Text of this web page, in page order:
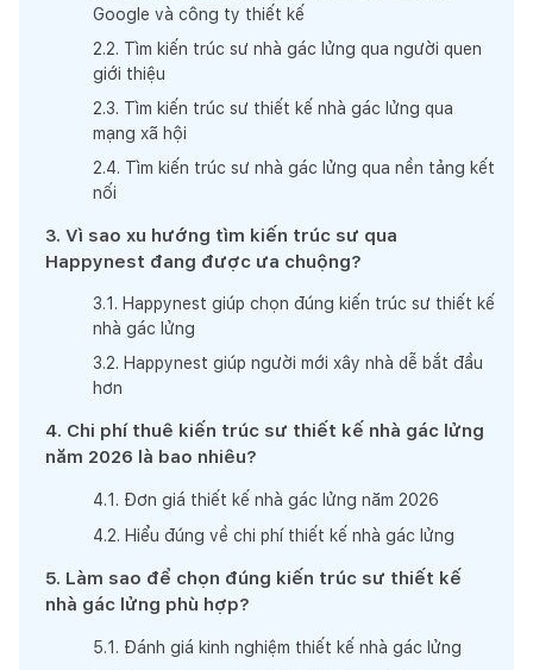
Google và công ty thiết kế
2.2. Tìm kiến trúc sư nhà gác lửng qua người quen
giới thiệu
2.3. Tìm kiến trúc sư thiết kế nhà gác lửng qua
mạng xã hội
2.4. Tìm kiến trúc sư nhà gác lửng qua nền tảng kết
nối
3. Vì sao xu hướng tìm kiến trúc sư qua
Happynest đang được ưa chuộng?
3.1 . Happynest giúp chọn đúng kiến trúc sư thiết kế
nhà gác lửng
3.2. Happynest giúp người mới xây nhà dễ bắt đầu
hơn
4. Chi phí thuê kiến trúc sư thiết kế nhà gác lửng
năm 2026 là bao nhiêu?
4.1 . Đơn giá thiết kế nhà gác lửng năm 2026
4.2. Hiểu đúng về chi phí thiết kế nhà gác lửng
5. Làm sao để chọn đúng kiến trúc sư thiết kế
nhà gác lửng phù hợp?
5.1 . Đánh giá kinh nghiệm thiết kế nhà gác lửng